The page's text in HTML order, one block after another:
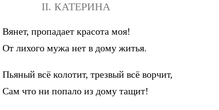
II. КАТЕРИНА
Вянет, пропадает красота моя!
От лихого мужа нет в дому житья.
Пьяный всё колотит, трезвый всё ворчит,
Сам что ни попало из дому тащит!